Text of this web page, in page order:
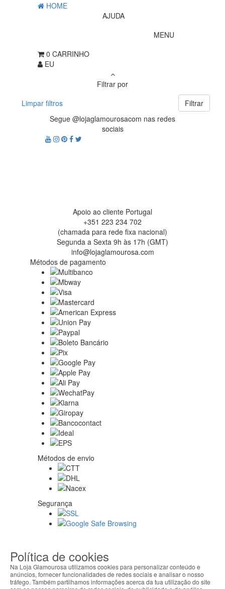
HOME
AJUDA
MENU
0 CARRINHO
EU
Filtrar por
Limpar filtros
Filtrar
Segue @lojaglamourosacom nas redes
sociais
Apoio ao cliente Portugal
+351 223 234 702
(chamada para rede fixa nacional)
Segunda a Sexta 9h às 17h (GMT)
info@lojaglamourosa.com
Métodos de pagamento
Métodos de envio
Segurança
Ajuda Portugal
Política de cookies
Na Loja Glamourosa utilizamos cookies para personalizar conteúdo e
anúncios, fornecer funcionalidades de redes sociais e analisar o nosso
tráfego. Também partilhamos informações acerca da tua utilização do site